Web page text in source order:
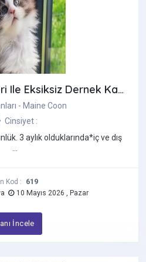
Tüm Aşı Ve Belgeleri Ile Eksiksiz Dernek Kayıtlı Ve Secereli
- Maine Coon
Cinsiyet :
3 aylık olduklarında*i̇ç ve dış
Kod : 619
10 Mayıs 2026 , Pazar
İncele